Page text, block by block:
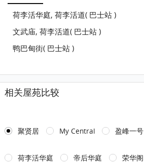
荷李活华庭, 荷李活道( 巴士站 )
文武庙, 荷李活道( 巴士站 )
鸭巴甸街( 巴士站 )
相关屋苑比较
聚贤居 My Central 盈峰一号
荷李活华庭 帝后华庭 荣华阁